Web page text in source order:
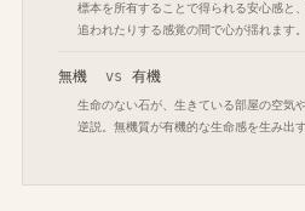
標本を所有することで得られる安心感と
追われたりする感覚の間で心が揺れます。
無機 vs 有機
生命のない石が、生きている部屋の空気
逆説。無機質が有機的な生命感を生み出す